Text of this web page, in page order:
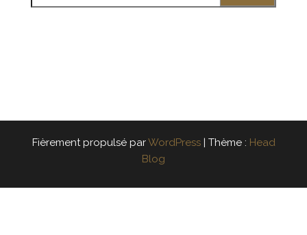
Fièrement propulsé parWordPress | Thème : Head
Blog